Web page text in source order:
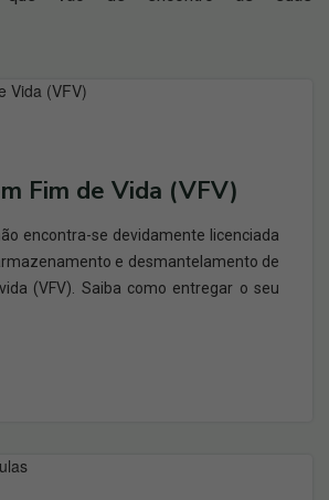
Fim de Vida (VFV)
encontra-se devidamente licenciada
e desmantelamento de
(VFV). Saiba como entregar o seu